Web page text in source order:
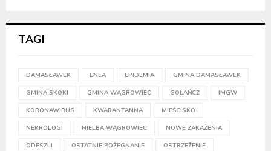
TAGI
DAMASŁAWEK ENEA EPIDEMIA GMINA DAMASŁAWEK
GMINA SKOKI GMINA WĄGROWIEC GOŁAŃCZ IMGW
KORONAWIRUS KWARANTANNA MIEŚCISKO
NEKROLOGI NIELBA WĄGROWIEC NOWE ZAKAŻENIA
ODESZLI OSTATNIE POŻEGNANIE OSTRZEŻENIE